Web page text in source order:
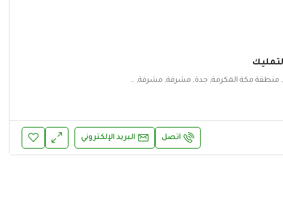
المملكة العربية السعودية, منطقة مكة المكرمة, جدة, مشرفة, مشرفة, جدة, منطقة مكة المكرمة
اتصل البريد الإلكتروني